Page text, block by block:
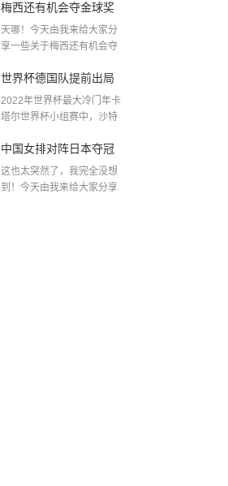
梅西还有机会夺金球奖
〖梅老七什么梗〗
天哪！今天由我来给大家分
享一些关于梅西还有机会夺
世界杯德国队提前出局
吗,2018年世界杯德国战
2022年世界杯最大冷门年卡
塔尔世界杯小组赛中，沙特
中国女排对阵日本夺冠
了吗〖中国女排3 0复仇
这也太突然了，我完全没想
到！今天由我来给大家分享